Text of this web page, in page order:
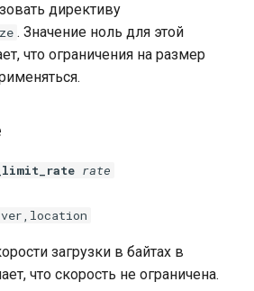
директиву
. Значение ноль для этой
что ограничения на размер
rate
загрузки в байтах в
что скорость не ограничена.